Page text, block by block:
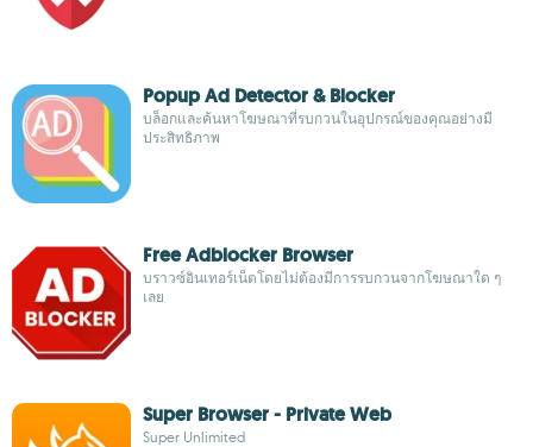
Popup Ad Detector & Blocker
บล็อกและค้นหาโฆษณาที่รบกวนในอุปกรณ์ของคุณอย่างมี
ประสิทธิภาพ
Free Adblocker Browser
บราวซ์อินเทอร์เน็ตโดยไม่ต้องมีการรบกวนจากโฆษณาใด ๆ
เลย
Super Browser - Private Web
Super Unlimited